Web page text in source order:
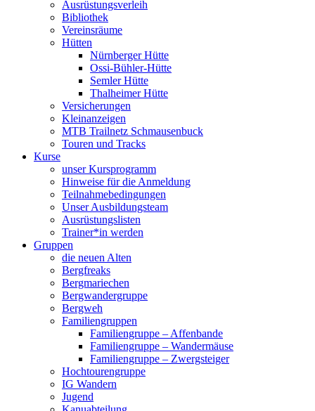
Ausrüstungsverleih
Bibliothek
Vereinsräume
Hütten
Nürnberger Hütte
Ossi-Bühler-Hütte
Semler Hütte
Thalheimer Hütte
Versicherungen
Kleinanzeigen
MTB Trailnetz Schmausenbuck
Touren und Tracks
Kurse
unser Kursprogramm
Hinweise für die Anmeldung
Teilnahmebedingungen
Unser Ausbildungsteam
Ausrüstungslisten
Trainer*in werden
Gruppen
die neuen Alten
Bergfreaks
Bergmariechen
Bergwandergruppe
Bergweh
Familiengruppen
Familiengruppe – Affenbande
Familiengruppe – Wandermäuse
Familiengruppe – Zwergsteiger
Hochtourengruppe
IG Wandern
Jugend